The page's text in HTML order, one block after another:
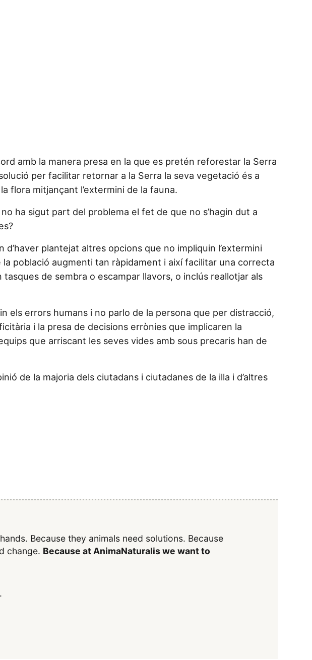
amb la manera presa en la que es pretén reforestar la Serra
per facilitar retornar a la Serra la seva vegetació és a
flora mitjançant l’extermini de la fauna.
ha sigut part del problema el fet de que no s’hagin dut a
plantejat altres opcions que no impliquin l’extermini
la població augmenti tan ràpidament i així facilitar una correcta
de sembra o escampar llavors, o inclús reallotjar als
els errors humans i no parlo de la persona que per distracció,
i la presa de decisions errònies que implicaren la
que arriscant les seves vides amb sous precaris han de
de la majoria dels ciutadans i ciutadanes de la illa i d’altres
Because they animals need solutions. Because
change. Because at AnimaNaturalis we want to